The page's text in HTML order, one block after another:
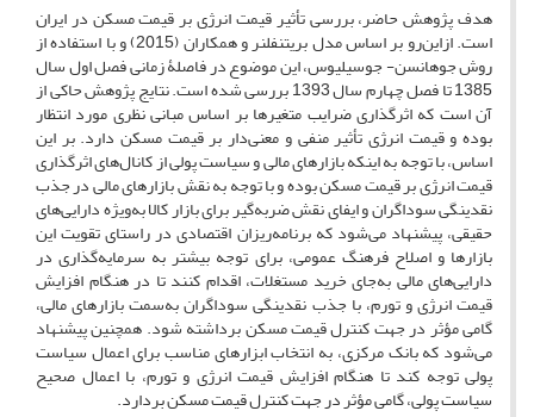
هدف پژوهش حاضر، بررسی تأثیر قیمت انرژی بر قیمت مسکن در ایران
است. ازاین‌رو بر اساس مدل بریتنفلنر و همکاران (2015) و با استفاده از
روش جوهانسن- جوسیلیوس، این موضوع در فاصلۀ زمانی فصل اول سال
1385 تا فصل چهارم سال 1393 بررسی شده است. نتایج پژوهش حاکی از
آن است که اثرگذاری ضرایب متغیرها بر اساس مبانی نظری مورد انتظار
بوده و قیمت انرژی تأثیر منفی و معنی‌دار بر قیمت مسکن دارد. بر این
اساس، با توجه به اینکه بازارهای مالی و سیاست پولی از کانال‌های اثرگذاری
قیمت انرژی بر قیمت مسکن بوده و با توجه به نقش بازارهای مالی در جذب
نقدینگی سوداگران و ایفای نقش ضربه‌گیر برای بازار کالا به‌ویژه دارایی‌های
حقیقی، پیشنهاد می‌شود که برنامه‌ریزان اقتصادی در راستای تقویت این
بازارها و اصلاح فرهنگ عمومی، برای توجه بیشتر به سرمایه‌گذاری در
دارایی‌های مالی به‌جای خرید مستغلات، اقدام کنند تا در هنگام افزایش
قیمت انرژی و تورم، با جذب نقدینگی سوداگران به‌سمت بازارهای مالی،
گامی مؤثر در جهت کنترل قیمت مسکن برداشته شود. همچنین پیشنهاد
می‌شود که بانک مرکزی، به انتخاب ابزارهای مناسب برای اعمال سیاست
پولی توجه کند تا هنگام افزایش قیمت انرژی و تورم، با اعمال صحیح
سیاست پولی، گامی مؤثر در جهت کنترل قیمت مسکن بردارد.